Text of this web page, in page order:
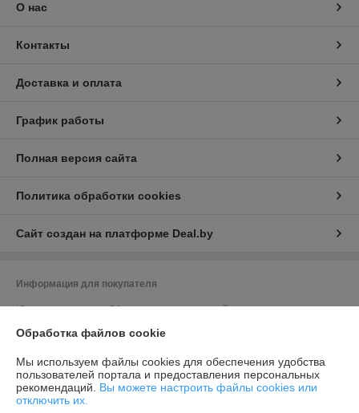
О нас
Контакты
Доставка и оплата
График работы
Полная версия сайта
Политика обработки cookies
Сайт создан на платформе Deal.by
Информация для покупателя
Юридическое лицо:Общество с ограниченной ответственностью
190863688, 220136, г. Минск, ул. Академика Жебрака, 35, оф. 309
Регистрационный номер ЕГР: 190863688
УНП: 190863688
Обработка файлов cookie
Мы используем файлы cookies для обеспечения удобства
пользователей портала и предоставления персональных
рекомендаций. Вы можете настроить файлы cookies или
отключить их.